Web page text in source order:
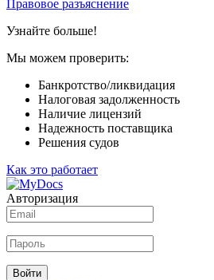
Правовое разъяснение
Узнайте больше!
Мы можем проверить:
Банкротство/ликвидация
Налоговая задолженность
Наличие лицензий
Надежность поставщика
Решения судов
Как это работает
Авторизация
Войти